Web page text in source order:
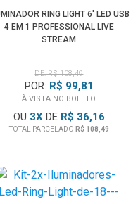
RING LIGHT 6' LED USB
4 EM 1 PROFESSIONAL LIVE
STREAM
DE: R$ 108,49
POR: R$ 99,81
À VISTA NO BOLETO
OU 3XDE R$ 36,16
TOTAL PARCELADO R$ 108,49